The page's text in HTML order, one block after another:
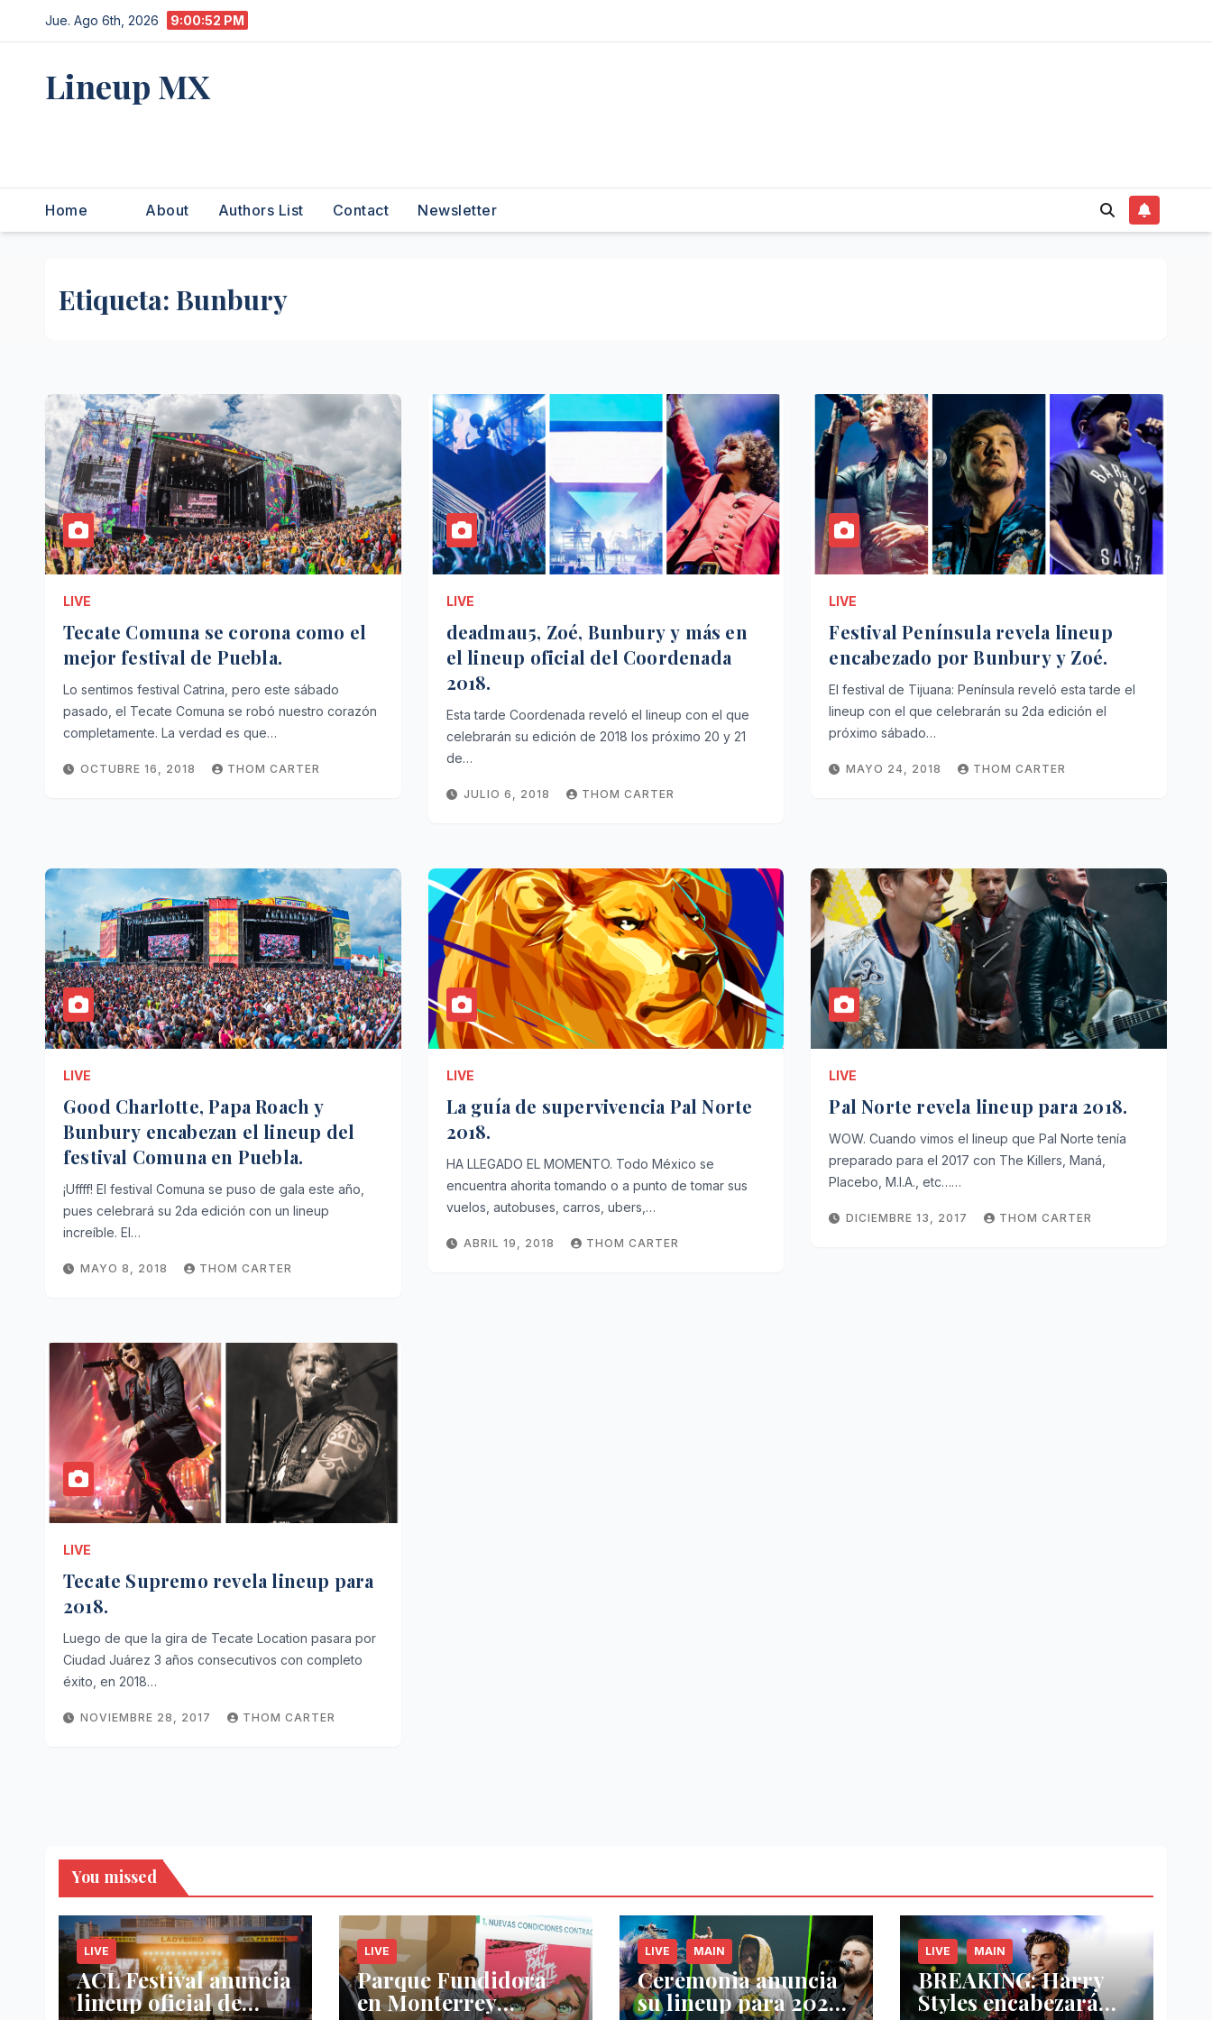
al
Jue. Ago 6th, 2026 9:00:53 PM
Lineup MX
Home About Authors List Contact Newsletter
Etiqueta: Bunbury
LIVE
Tecate Comuna se corona como el
mejor festival de Puebla.
Lo sentimos festival Catrina, pero este sábado
pasado, el Tecate Comuna se robó nuestro corazón
completamente. La verdad es que…
OCTUBRE 16, 2018 THOM CARTER
LIVE
deadmau5, Zoé, Bunbury y más en
el lineup oficial del Coordenada
2018.
Esta tarde Coordenada reveló el lineup con el que
celebrarán su edición de 2018 los próximo 20 y 21
de…
JULIO 6, 2018 THOM CARTER
LIVE
Festival Península revela lineup
encabezado por Bunbury y Zoé.
El festival de Tijuana: Península reveló esta tarde el
lineup con el que celebrarán su 2da edición el
próximo sábado…
MAYO 24, 2018 THOM CARTER
LIVE
Good Charlotte, Papa Roach y
Bunbury encabezan el lineup del
festival Comuna en Puebla.
¡Uffff! El festival Comuna se puso de gala este año,
pues celebrará su 2da edición con un lineup
increíble. El…
MAYO 8, 2018 THOM CARTER
LIVE
La guía de supervivencia Pal Norte
2018.
HA LLEGADO EL MOMENTO. Todo México se
encuentra ahorita tomando o a punto de tomar sus
vuelos, autobuses, carros, ubers,…
ABRIL 19, 2018 THOM CARTER
LIVE
Pal Norte revela lineup para 2018.
WOW. Cuando vimos el lineup que Pal Norte tenía
preparado para el 2017 con The Killers, Maná,
Placebo, M.I.A., etc……
DICIEMBRE 13, 2017 THOM CARTER
LIVE
Tecate Supremo revela lineup para
2018.
Luego de que la gira de Tecate Location pasara por
Ciudad Juárez 3 años consecutivos con completo
éxito, en 2018…
NOVIEMBRE 28, 2017 THOM CARTER
You missed
LIVE
ACL Festival anuncia
lineup oficial de
LIVE
Parque Fundidora
en Monterrey
LIVE MAIN
Ceremonia anuncia
su lineup para 2022
LIVE MAIN
BREAKING: Harry
Styles encabezará